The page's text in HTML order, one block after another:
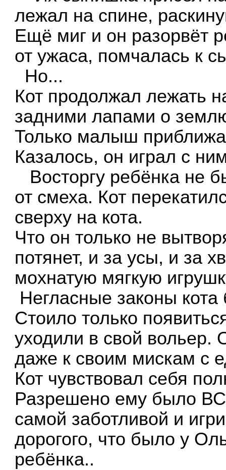
лежал на спине,
Ещё миг и он разорвёт
от ужаса, помчалась к
Но...
Кот продолжал лежать
задними лапами о
Только малыш
Казалось, он играл с
Восторгу ребёнка не
от смеха. Кот
сверху на кота.
Что он только не
потянет, и за усы, и за
мохнатую мягкую
Негласные законы
Стоило только
уходили в свой вольер.
даже к своим мискам с
Кот чувствовал себя
Разрешено ему было
самой заботливой и
дорогого, что было у
ребёнка..